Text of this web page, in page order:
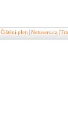
Čištění pleti Netusers.cz